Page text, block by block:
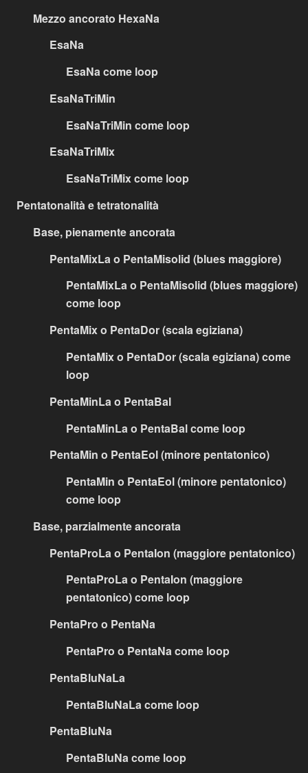
Mezzo ancorato HexaNa
EsaNa
EsaNa come loop
EsaNaTriMin
EsaNaTriMin come loop
EsaNaTriMix
EsaNaTriMix come loop
Pentatonalità e tetratonalità
Base, pienamente ancorata
PentaMixLa o PentaMisolid (blues maggiore)
PentaMixLa o PentaMisolid (blues maggiore)
come loop
PentaMix o PentaDor (scala egiziana)
PentaMix o PentaDor (scala egiziana) come
loop
PentaMinLa o PentaBal
PentaMinLa o PentaBal come loop
PentaMin o PentaEol (minore pentatonico)
PentaMin o PentaEol (minore pentatonico)
come loop
Base, parzialmente ancorata
PentaProLa o PentaIon (maggiore pentatonico)
PentaProLa o PentaIon (maggiore
pentatonico) come loop
PentaPro o PentaNa
PentaPro o PentaNa come loop
PentaBluNaLa
PentaBluNaLa come loop
PentaBluNa
PentaBluNa come loop